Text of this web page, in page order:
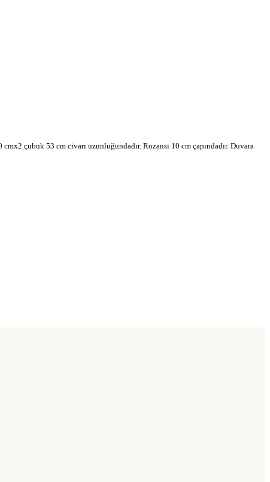
çubuk 53 cm civarı uzunluğundadır. Rozansı 10 cm çapındadır. Duvara